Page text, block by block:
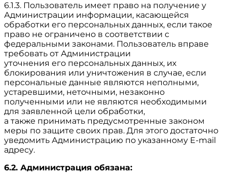
6.1.3. Пользователь имеет право на получение у
Администрации информации, касающейся
обработки его персональных данных, если такое
право не ограничено в соответствии с
федеральными законами. Пользователь вправе
требовать от Администрации
уточнения его персональных данных, их
блокирования или уничтожения в случае, если
персональные данные являются неполными,
устаревшими, неточными, незаконно
полученными или не являются необходимыми
для заявленной цели обработки,
а также принимать предусмотренные законом
меры по защите своих прав. Для этого достаточно
уведомить Администрацию по указанному E-mail
адресу.
6.2. Администрация обязана: